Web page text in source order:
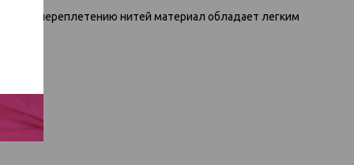
переплетению нитей материал обладает легким